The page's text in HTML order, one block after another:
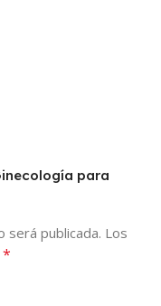
para
será publicada. Los
*